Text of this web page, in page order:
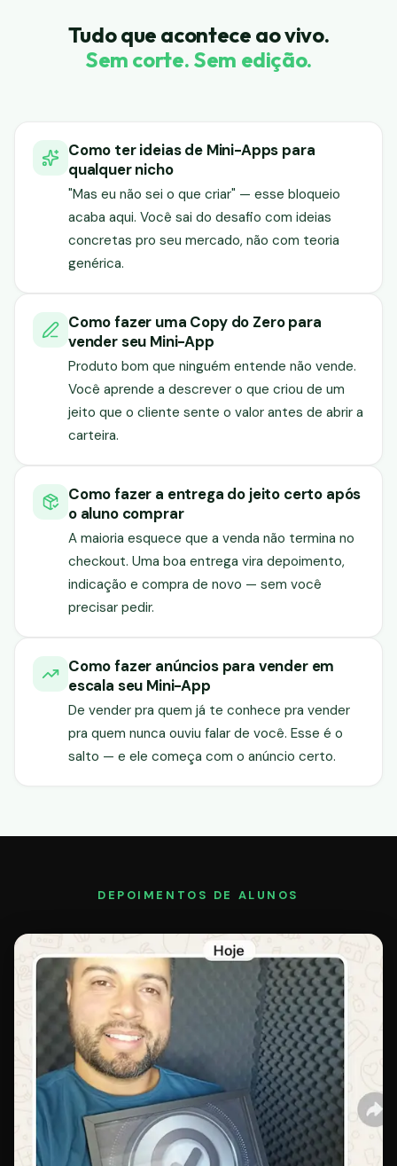
Tudo que acontece ao vivo.
Sem corte. Sem edição.
Como ter ideias de Mini-Apps para
qualquer nicho
"Mas eu não sei o que criar" — esse bloqueio
acaba aqui. Você sai do desafio com ideias
concretas pro seu mercado, não com teoria
genérica.
Como fazer uma Copy do Zero para
vender seu Mini-App
Produto bom que ninguém entende não vende.
Você aprende a descrever o que criou de um
jeito que o cliente sente o valor antes de abrir a
carteira.
Como fazer a entrega do jeito certo após
o aluno comprar
A maioria esquece que a venda não termina no
checkout. Uma boa entrega vira depoimento,
indicação e compra de novo — sem você
precisar pedir.
Como fazer anúncios para vender em
escala seu Mini-App
De vender pra quem já te conhece pra vender
pra quem nunca ouviu falar de você. Esse é o
salto — e ele começa com o anúncio certo.
DEPOIMENTOS DE ALUNOS